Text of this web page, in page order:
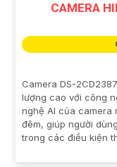
CAMERA
Camera DS-
lượng cao với công
nghệ AI của camera
đêm, giúp người
trong các điều kiện